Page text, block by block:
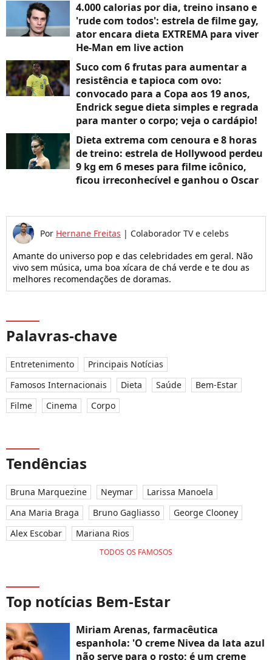
4.000 calorias por dia, treino insano e
'rude com todos': estrela de filme gay,
ator encara dieta EXTREMA para viver
He-Man em live action
Suco com 6 frutas para aumentar a
resistência e tapioca com ovo:
convocado para a Copa aos 19 anos,
Endrick segue dieta simples e regrada
para manter o corpo; veja o cardápio!
Dieta extrema com cenoura e 8 horas
de treino: estrela de Hollywood perdeu
9 kg em 6 meses para filme icônico,
ficou irreconhecível e ganhou o Oscar
Por Hernane Freitas | Colaborador TV e celebs
Amante do universo pop e das celebridades em geral. Não
vivo sem música, uma boa xícara de chá verde e te dou as
melhores recomendações de doramas.
Palavras-chave
Entretenimento
Principais Notícias
Famosos Internacionais
Dieta Saúde
Bem-Estar
Filme
Cinema Corpo
Tendências
Bruna Marquezine Neymar
Larissa Manoela
Ana Maria Braga
Bruno Gagliasso
George Clooney
Alex Escobar
Mariana Rios
TODOS OS FAMOSOS
Top notícias Bem-Estar
Miriam Arenas, farmacêutica
espanhola: 'O creme Nivea da lata azul
não serve para o rosto; é um creme